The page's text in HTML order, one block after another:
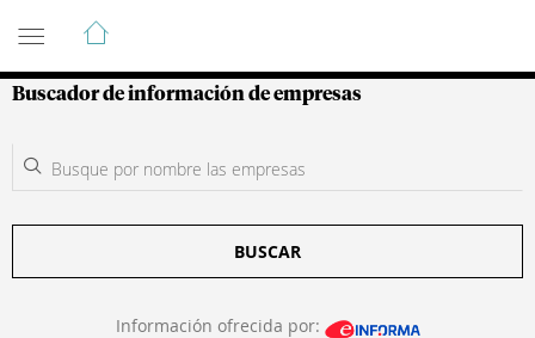
Guía de Empresas Colombianas
Buscador de información de empresas
BUSCAR
Información ofrecida por: